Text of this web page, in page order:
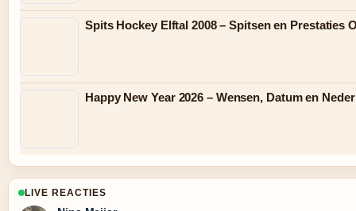
Spits Hockey Elftal 2008 – Spitsen en Prestaties
Happy New Year 2026 – Wensen, Datum en
LIVE REACTIES